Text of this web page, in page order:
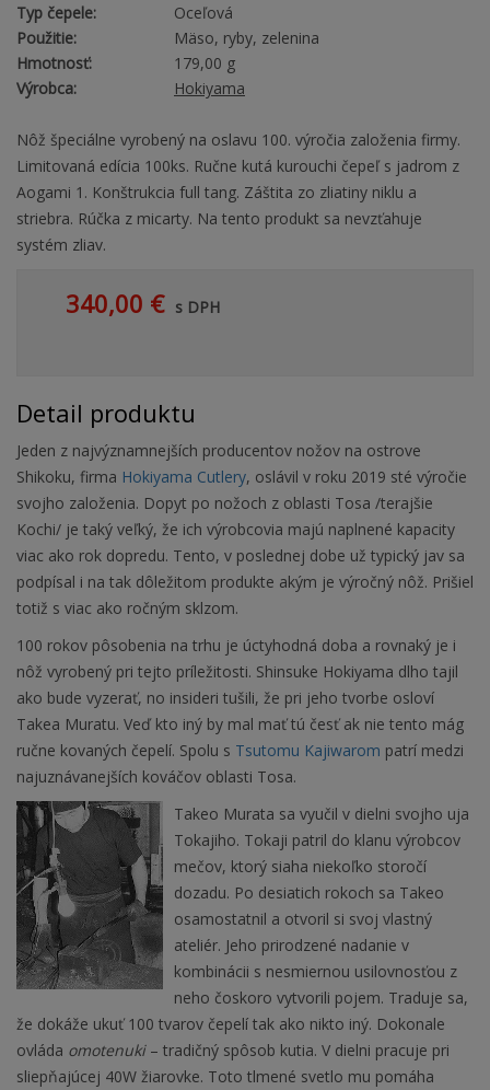
Typ čepele:
Oceľová
Použitie:
Mäso, ryby, zelenina
Hmotnosť:
179,00 g
Výrobca:
Hokiyama
Nôž špeciálne vyrobený na oslavu 100. výročia založenia firmy.
Limitovaná edícia 100ks. Ručne kutá kurouchi čepeľ s jadrom z
Aogami 1. Konštrukcia full tang. Záštita zo zliatiny niklu a
striebra. Rúčka z micarty. Na tento produkt sa nevzťahuje
systém zliav.
340,00 € s DPH
Detail produktu
Jeden z najvýznamnejších producentov nožov na ostrove
Shikoku, firma Hokiyama Cutlery, oslávil v roku 2019 sté výročie
svojho založenia. Dopyt po nožoch z oblasti Tosa /terajšie
Kochi/ je taký veľký, že ich výrobcovia majú naplnené kapacity
viac ako rok dopredu. Tento, v poslednej dobe už typický jav sa
podpísal i na tak dôležitom produkte akým je výročný nôž. Prišiel
totiž s viac ako ročným sklzom.
100 rokov pôsobenia na trhu je úctyhodná doba a rovnaký je i
nôž vyrobený pri tejto príležitosti. Shinsuke Hokiyama dlho tajil
ako bude vyzerať, no insideri tušili, že pri jeho tvorbe osloví
Takea Muratu. Veď kto iný by mal mať tú česť ak nie tento mág
ručne kovaných čepelí. Spolu s Tsutomu Kajiwarom patrí medzi
najuznávanejších kováčov oblasti Tosa.
Takeo Murata sa vyučil v dielni svojho uja
Tokajiho. Tokaji patril do klanu výrobcov
mečov, ktorý siaha niekoľko storočí
dozadu. Po desiatich rokoch sa Takeo
osamostatnil a otvoril si svoj vlastný
ateliér. Jeho prirodzené nadanie v
kombinácii s nesmiernou usilovnosťou z
neho čoskoro vytvorili pojem. Traduje sa,
že dokáže ukuť 100 tvarov čepelí tak ako nikto iný. Dokonale
ovláda omotenuki– tradičný spôsob kutia. V dielni pracuje pri
sliepňajúcej 40W žiarovke. Toto tlmené svetlo mu pomáha